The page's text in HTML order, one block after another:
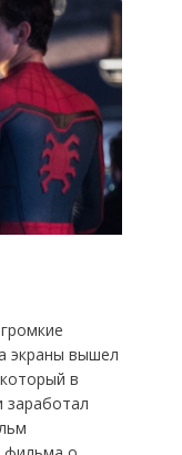
экраны вышел
в
заработал